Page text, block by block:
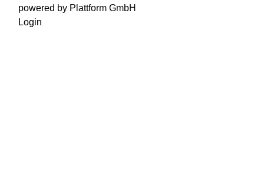
powered by Plattform GmbH
Login